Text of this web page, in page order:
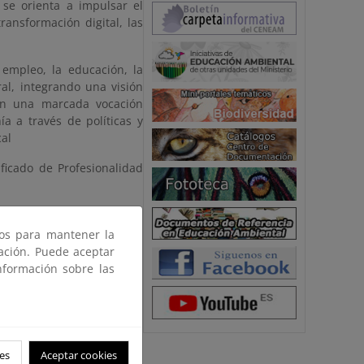
se orienta a impulsar el
digital, las
la educación, la
integrando una visión
una marcada vocación
a través de políticas y
de Profesionalidad
para mantener la
Puede aceptar
sobre las
Aceptar cookies